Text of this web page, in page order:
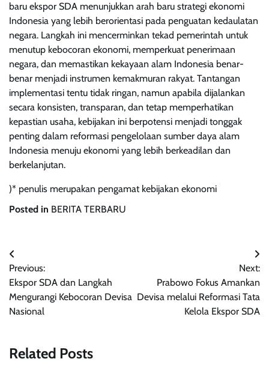
baru ekspor SDA menunjukkan arah baru strategi ekonomi
Indonesia yang lebih berorientasi pada penguatan kedaulatan
negara. Langkah ini mencerminkan tekad pemerintah untuk
menutup kebocoran ekonomi, memperkuat penerimaan
negara, dan memastikan kekayaan alam Indonesia benar-
benar menjadi instrumen kemakmuran rakyat. Tantangan
implementasi tentu tidak ringan, namun apabila dijalankan
secara konsisten, transparan, dan tetap memperhatikan
kepastian usaha, kebijakan ini berpotensi menjadi tonggak
penting dalam reformasi pengelolaan sumber daya alam
Indonesia menuju ekonomi yang lebih berkeadilan dan
berkelanjutan.
)* penulis merupakan pengamat kebijakan ekonomi
Posted in BERITA TERBARU
Navigasi
pos
Previous:
Ekspor SDA dan Langkah
Mengurangi Kebocoran Devisa
Nasional
Next:
Prabowo Fokus Amankan
Devisa melalui Reformasi Tata
Kelola Ekspor SDA
Related Posts